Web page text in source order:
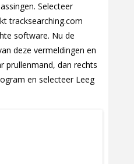
Selecteer
tracksearching.com
software. Nu de
deze vermeldingen en
prullenmand, dan rechts
en selecteer Leeg